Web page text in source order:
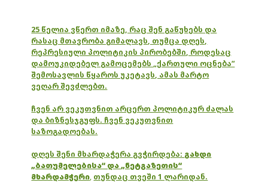
25 წელია ვწერთ იმაზე, რაც შენ გაწუხებს და
რასაც მთავრობა გიმალავს, თუმცა დღეს,
რეპრესიული პოლიტიკის პირობებში, როდესაც
დამოუკიდებელ გამოცემებს „ქართული ოცნება“
შემოსავლის წყაროს უკეტავს, ამას მარტო
ვეღარ შევძლებთ.
ჩვენ არ ვეკუთვნით არცერთ პოლიტიკურ ძალას
და ბიზნესჯგუფს. ჩვენ ვეკუთვნით
საზოგადოებას.
დღეს შენი მხარდაჭერა გვჭირდება: გახდი
„ბათუმელებისა“ და „ნეტგაზეთის“
მხარდამჭერი, თუნდაც თვეში 1 ლარიდან.